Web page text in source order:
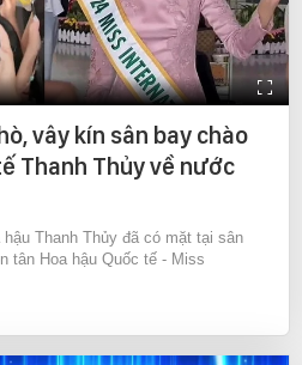
vây kín sân bay chào
Thanh Thủy về nước
Thanh Thủy đã có mặt tại sân
tân Hoa hậu Quốc tế - Miss